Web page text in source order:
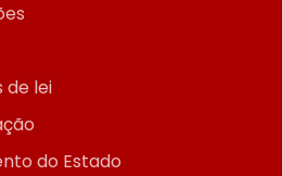
de lei
do Estado